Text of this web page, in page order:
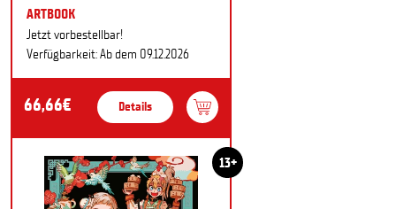
ARTBOOK
Jetzt vorbestellbar!
Verfügbarkeit: Ab dem 09.12.2026
66,66€ Details
13+